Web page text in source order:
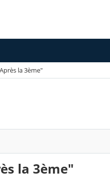
la 3ème"
la 3ème"